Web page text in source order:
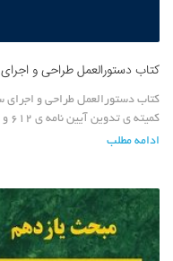
کتاب دستورالعمل طراحی و اجرای LSF
کمیته ی تدوین آیین نامه ی 612 و 613
ادامه مطلب